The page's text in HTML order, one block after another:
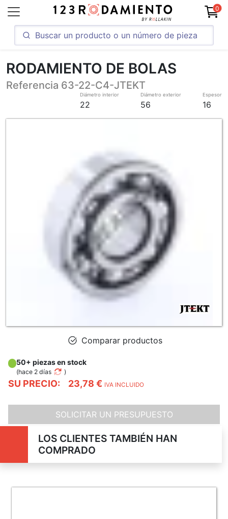
0
RODAMIENTO DE BOLAS
Referencia 63-22-C4-JTEKT
Diámetro interior
22
Diámetro exterior
56
Espesor
16
Comparar productos
SU PRECIO: 23,78 € IVA INCLUIDO
50+ piezas en stock
(hace 2 días )
SOLICITAR UN PRESUPUESTO
LOS CLIENTES TAMBIÉN HAN
COMPRADO